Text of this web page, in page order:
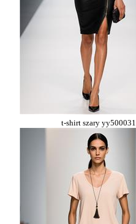
t-shirt szary yy500031